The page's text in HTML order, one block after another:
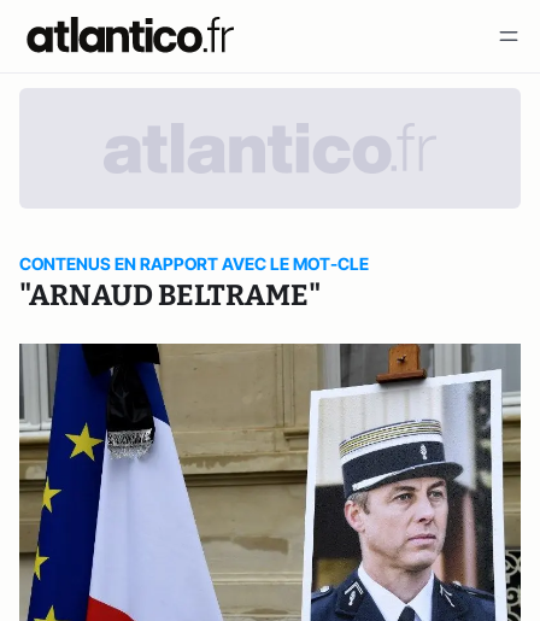
CONTENUS EN RAPPORT AVEC LE MOT-CLE
"ARNAUD BELTRAME"